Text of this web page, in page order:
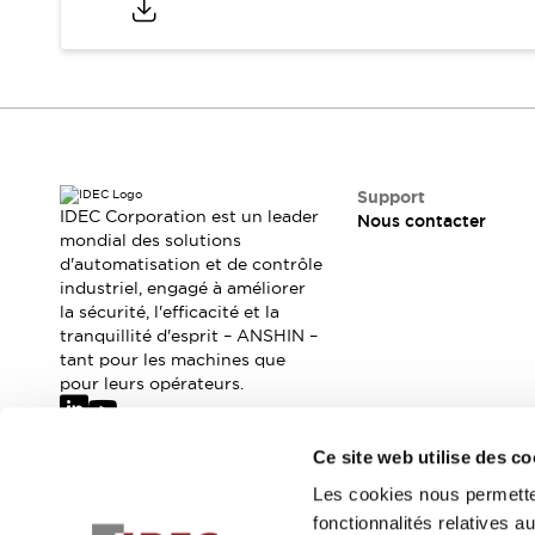
Ce site web utilise des
Les cookies nous
fonctionnalités relatives
Produits conformes aux normes
DocumentationWebinaires
Vidéothèque
Téléchargements et Mises à jour
Conformité
Rapports de vulnérabilité
Outils de sélection
Quoi de neuf
Nous contacter
IDEC Corporation est un leader
mondial des solutions
d'automatisation et de contrôle
industriel, engagé à améliorer
la sécurité, l'efficacité et la
tranquillité d'esprit – ANSHIN –
tant pour les machines que
pour leurs opérateurs.
Support
Nous contacter
Inscrivez-